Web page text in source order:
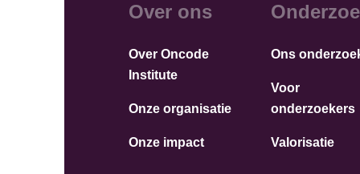
Over ons
Over Oncode
Institute
Onze organisatie
Onze impact
Ons
Voor
onderzoekers
Valorisatie